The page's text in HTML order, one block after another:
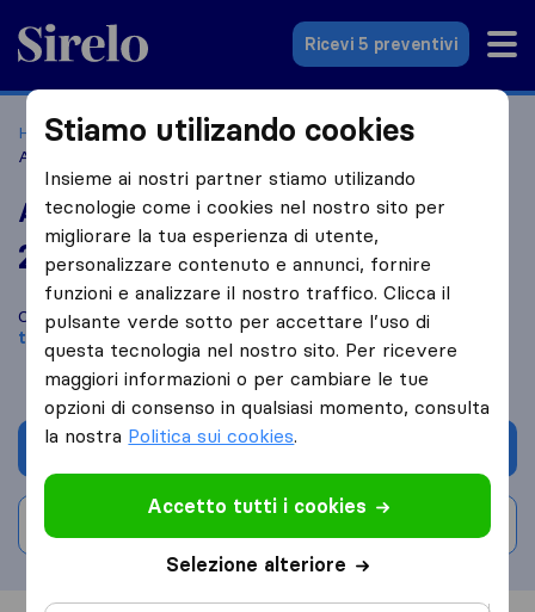
Sirelo.it
Ricevi 5 preventivi
Home Le 10 migliori aziende di traslochi in Italia
American Relocation Services
American Relocation Services
2,0 basato su
recensioni di Sirelo e Google
i
Confronta American Relocation Services con altre aziende di
traslochi
Chiedi preventivo
Stiamo utilizando cookies
Insieme ai nostri partner stiamo utilizando
tecnologie come i cookies nel nostro sito per
migliorare la tua esperienza di utente,
personalizzare contenuto e annunci, fornire
funzioni e analizzare il nostro traffico. Clicca il
pulsante verde sotto per accettare l’uso di
questa tecnologia nel nostro sito. Per ricevere
maggiori informazioni o per cambiare le tue
opzioni di consenso in qualsiasi momento, consulta
la nostra Politica sui cookies.
Accetto tutti i cookies
Selezione alteriore